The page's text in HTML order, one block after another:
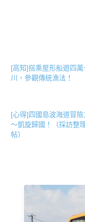
[高知]搭乘屋形船遊四萬
川，參觀傳統漁法！
[心得]四國島波海道冒
～凱旋歸國！（採訪整
帖）